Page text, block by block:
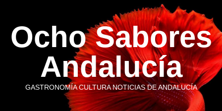
contenido
Ocho Sabores
Andalucía
GASTRONOMÍA CULTURA NOTICIAS DE ANDALUCÍA